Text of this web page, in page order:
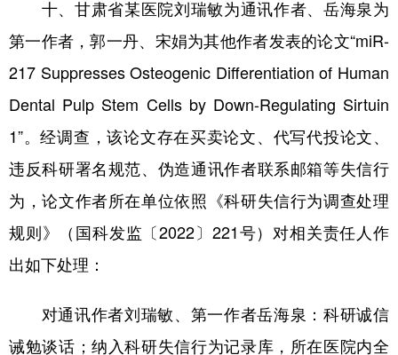
十、甘肃省某医院刘瑞敏为通讯作者、岳海泉为
第一作者，郭一丹、宋娟为其他作者发表的论文“miR-
217 Suppresses Osteogenic Differentiation of Human
Dental Pulp Stem Cells by Down-Regulating Sirtuin
1”。经调查，该论文存在买卖论文、代写代投论文、
违反科研署名规范、伪造通讯作者联系邮箱等失信行
为，论文作者所在单位依照《科研失信行为调查处理
规则》（国科发监〔2022〕221号）对相关责任人作
出如下处理：
对通讯作者刘瑞敏、第一作者岳海泉：科研诚信
诫勉谈话；纳入科研失信行为记录库，所在医院内全